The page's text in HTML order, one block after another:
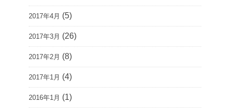
2017年4月 (5)
2017年3月 (26)
2017年2月 (8)
2017年1月 (4)
2016年1月 (1)